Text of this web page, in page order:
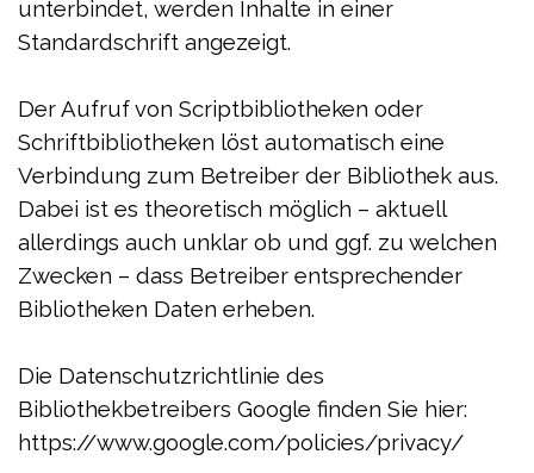
unterbindet, werden Inhalte in einer
Standardschrift angezeigt.
Der Aufruf von Scriptbibliotheken oder
Schriftbibliotheken löst automatisch eine
Verbindung zum Betreiber der Bibliothek aus.
Dabei ist es theoretisch möglich – aktuell
allerdings auch unklar ob und ggf. zu welchen
Zwecken – dass Betreiber entsprechender
Bibliotheken Daten erheben.
Die Datenschutzrichtlinie des
Bibliothekbetreibers Google finden Sie hier:
https://www.google.com/policies/privacy/